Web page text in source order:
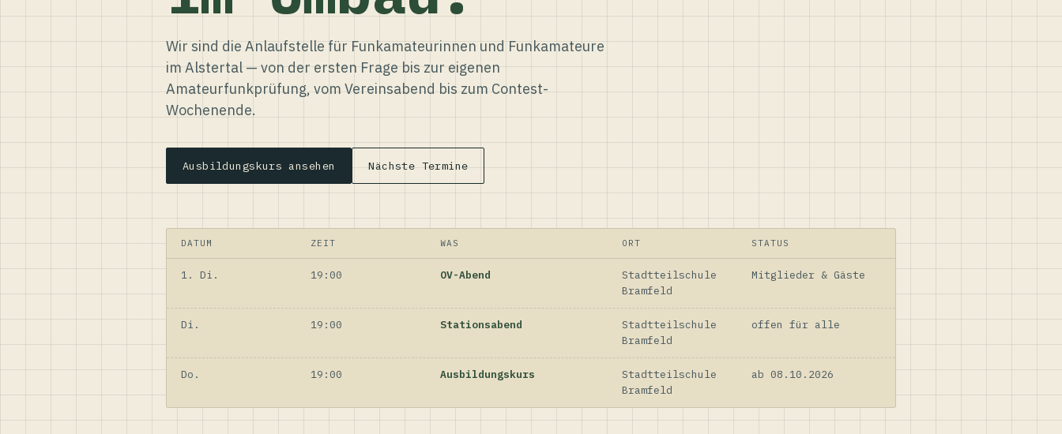
Wir sind die Anlaufstelle für Funkamateurinnen und Funkamateure
im Alstertal — von der ersten Frage bis zur eigenen
Amateurfunkprüfung, vom Vereinsabend bis zum Contest-
Wochenende.
Ausbildungskurs ansehen Nächste Termine
DATUM ZEIT WAS ORT STATUS
1. Di. 19:00 OV-Abend
Stadtteilschule
Bramfeld
Mitglieder & Gäste
Di. 19:00 Stationsabend
Stadtteilschule
Bramfeld
offen für alle
Do. 19:00 Ausbildungskurs
Stadtteilschule
Bramfeld
ab 08.10.2026